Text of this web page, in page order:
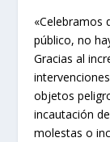
«Celebramos
público, no
Gracias al
objetos
incautación
molestas o